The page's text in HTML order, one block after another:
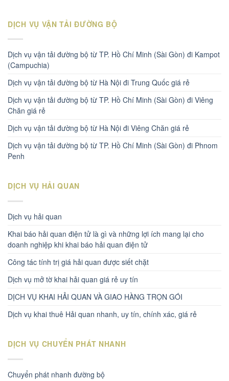
DỊCH VỤ VẬN TẢI ĐƯỜNG BỘ
Dịch vụ vận tải đường bộ từ TP. Hồ Chí Minh (Sài Gòn) đi Kampot
(Campuchia)
Dịch vụ vận tải đường bộ từ Hà Nội đi Trung Quốc giá rẻ
Dịch vụ vận tải đường bộ từ TP. Hồ Chí Minh (Sài Gòn) đi Viêng
Chăn giá rẻ
Dịch vụ vận tải đường bộ từ Hà Nội đi Viêng Chăn giá rẻ
Dịch vụ vận tải đường bộ từ TP. Hồ Chí Minh (Sài Gòn) đi Phnom
Penh
DỊCH VỤ HẢI QUAN
Dịch vụ hải quan
Khai báo hải quan điện tử là gì và những lợi ích mang lại cho
doanh nghiệp khi khai báo hải quan điện tử
Công tác tính trị giá hải quan được siết chặt
Dịch vụ mở tờ khai hải quan giá rẻ uy tín
DỊCH VỤ KHAI HẢI QUAN VÀ GIAO HÀNG TRỌN GÓI
Dịch vụ khai thuê Hải quan nhanh, uy tín, chính xác, giá rẻ
DỊCH VỤ CHUYỂN PHÁT NHANH
Chuyển phát nhanh đường bộ